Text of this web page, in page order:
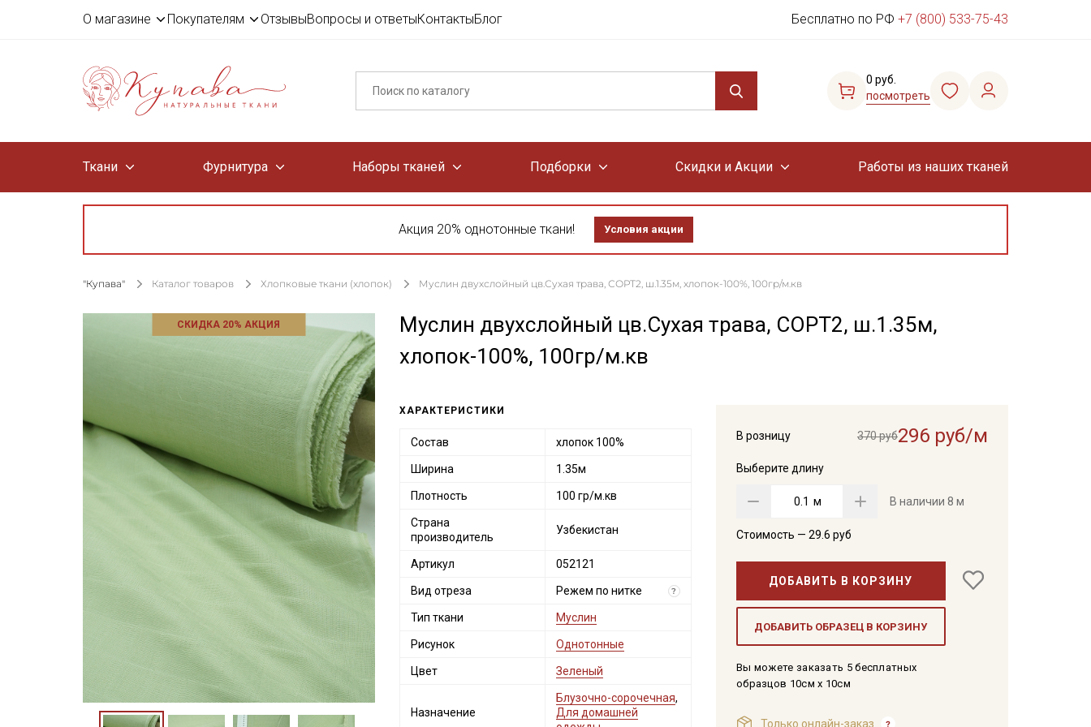
О магазине Покупателям ОтзывыВопросы и ответыКонтактыБлог Бесплатно по РФ +7 (800) 533-75-43
0 руб.
посмотреть
Ткани Фурнитура Наборы тканей Подборки Скидки и Акции Работы из наших тканей
Акция 20% однотонные ткани! Условия акции
"Купава" Каталог товаров Хлопковые ткани (хлопок) Муслин двухслойный цв.Сухая трава, СОРТ2, ш.1.35м, хлопок-100%, 100гр/м.кв
СКИДКА 20% АКЦИЯ
Муслин двухслойный цв.Сухая трава, СОРТ2, ш.1.35м,
хлопок-100%, 100гр/м.кв
В розницу 370 руб296 руб/м
Выберите длину
м В наличии 8 м
Стоимость — 29.6 руб
ДОБАВИТЬ В КОРЗИНУ
ДОБАВИТЬ ОБРАЗЕЦ В КОРЗИНУ
Вы можете заказать 5 бесплатных
образцов 10см x 10см
Только онлайн-заказ
ХАРАКТЕРИСТИКИ
Состав хлопок 100%
Ширина 1.35м
Плотность 100 гр/м.кв
Страна
производитель
Узбекистан
Артикул 052121
Вид отреза Режем по нитке ?
Тип ткани Муслин
Рисунок Однотонные
Цвет Зеленый
Назначение
Блузочно-сорочечная,
Для домашней